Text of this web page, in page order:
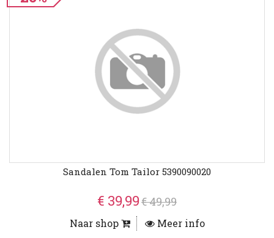
Sandalen Tom Tailor 5390090020
€ 39,99€ 49,99
Naar shop Meer info